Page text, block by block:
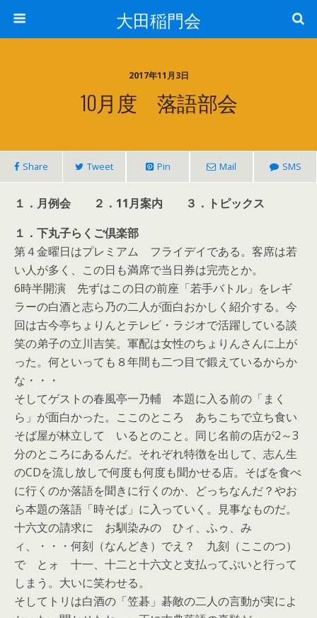
大田稲門会
2017年11月3日
10月度 落語部会
Share Tweet Pin Mail SMS
１．月例会 ２．11月案内 ３．トピックス
１．下丸子らくご倶楽部
第４金曜日はプレミアム フライデイである。客席は若
い人が多く、この日も満席で当日券は完売とか。
6時半開演 先ずはこの日の前座「若手バトル」をレギ
ラーの白酒と志ら乃の二人が面白おかしく紹介する。今
回は古今亭ちょりんとテレビ・ラジオで活躍している談
笑の弟子の立川吉笑。軍配は女性のちょりんさんに上が
った。何といっても８年間も二つ目で鍛えているからか
な・・・
そしてゲストの春風亭一乃輔 本題に入る前の「まく
ら」が面白かった。ここのところ あちこちで立ち食い
そば屋が林立して いるとのこと。同じ名前の店が2～3
分のところにあるんだ。それぞれ特徴を出して、志ん生
のCDを流し放しで何度も何度も聞かせる店。そばを食べ
に行くのか落語を聞きに行くのか、どっちなんだ？やお
ら本題の落語「時そば」に入っていく。見事なものだ。
十六文の請求に お馴染みの ひィ、ふゥ、み
ィ、・・・何刻（なんどき）でえ？ 九刻（ここのつ）
で とォ 十一、十二と十六文と支払ってぷいと行って
しまう。大いに笑わせる。
そしてトリは白酒の「笠碁」碁敵の二人の言動が実によ